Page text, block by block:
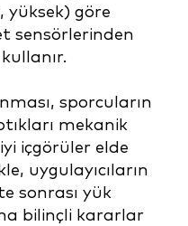
yüksek) göre
sensörlerinden
sporcuların
mekanik
içgörüler elde
uygulayıcıların
sonrası yük
bilinçli kararlar